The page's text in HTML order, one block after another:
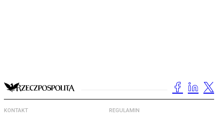
KONTAKT REGULAMIN